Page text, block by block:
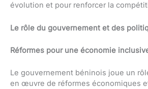
évolution et pour renforcer la
Le rôle du gouvernement et des
Réformes pour une économie
Le gouvernement béninois joue un
en œuvre de réformes économiques